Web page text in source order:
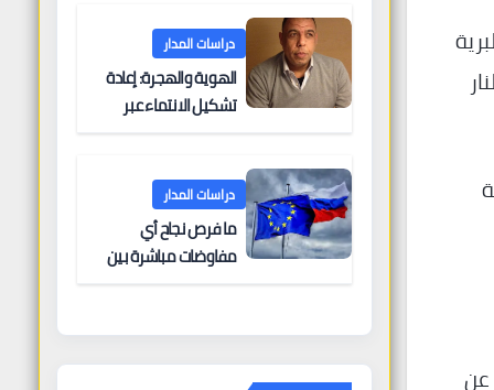
عن
دراسات المدار
الهوية والهجرة: إعادة
تشكيل الانتماء عبر
دراسات المدار
ما فرص نجاح أي
مفاوضات مباشرة بين